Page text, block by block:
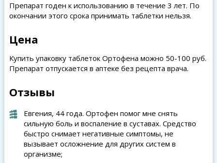
Препарат годен к использованию в течение 3 лет. По
окончании этого срока принимать таблетки нельзя.
Цена
Купить упаковку таблеток Ортофена можно 50-100 руб.
Препарат отпускается в аптеке без рецепта врача.
Отзывы
Евгения, 44 года. Ортофен помог мне снять
сильную боль и воспаление в суставах. Средство
быстро снимает негативные симптомы, не
вызывает осложнение для других систем в
организме;